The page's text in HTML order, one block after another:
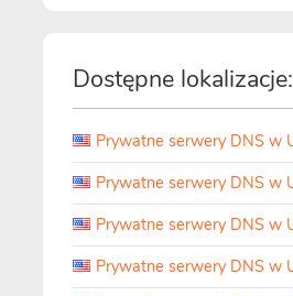
Dostępne lokalizacje:
Prywatne serwery DNS w
Prywatne serwery DNS w
Prywatne serwery DNS w
Prywatne serwery DNS w